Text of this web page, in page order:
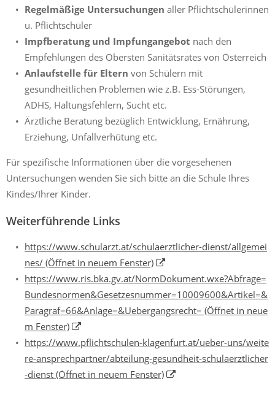
Regelmäßige Untersuchungen aller Pflichtschülerinnen
u. Pflichtschüler
Impfberatung und Impfungangebot nach den
Empfehlungen des Obersten Sanitätsrates von Österreich
Anlaufstelle für Eltern von Schülern mit
gesundheitlichen Problemen wie z.B. Ess-Störungen,
ADHS, Haltungsfehlern, Sucht etc.
Ärztliche Beratung bezüglich Entwicklung, Ernährung,
Erziehung, Unfallverhütung etc.
Für spezifische Informationen über die vorgesehenen
Untersuchungen wenden Sie sich bitte an die Schule Ihres
Kindes/Ihrer Kinder.
Weiterführende Links
https://www.schularzt.at/schulaerztlicher-dienst/allgemei
nes/ (Öffnet in neuem Fenster)
https://www.ris.bka.gv.at/NormDokument.wxe?Abfrage=
Bundesnormen&Gesetzesnummer=10009600&Artikel=&
Paragraf=66&Anlage=&Uebergangsrecht= (Öffnet in neue
m Fenster)
https://www.pflichtschulen-klagenfurt.at/ueber-uns/weite
re-ansprechpartner/abteilung-gesundheit-schulaerztlicher
-dienst (Öffnet in neuem Fenster)